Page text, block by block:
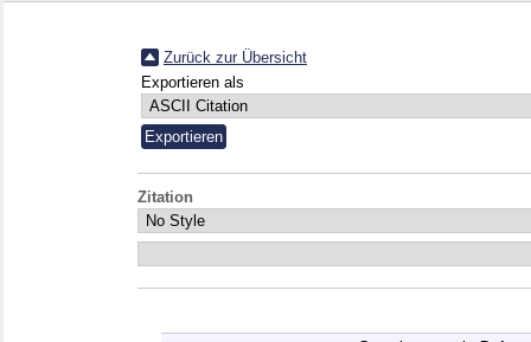
Zurück zur Übersicht
Exportieren als
Zitation